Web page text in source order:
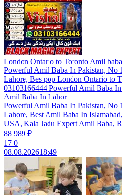
London Ontario to Toronto Amil
Powerful Amil Baba In Pakistan, No
Lahore, Bes pop London Ontario to
03103166444 Powerful Amil Baba
Amil Baba In Lahor
Powerful Amil Baba In Pakistan, No
Lahore, Best Amil Baba In
USA, Kala Jadu Expert Amil Baba,
88 989 ₽
17 0
08.08.202618:49